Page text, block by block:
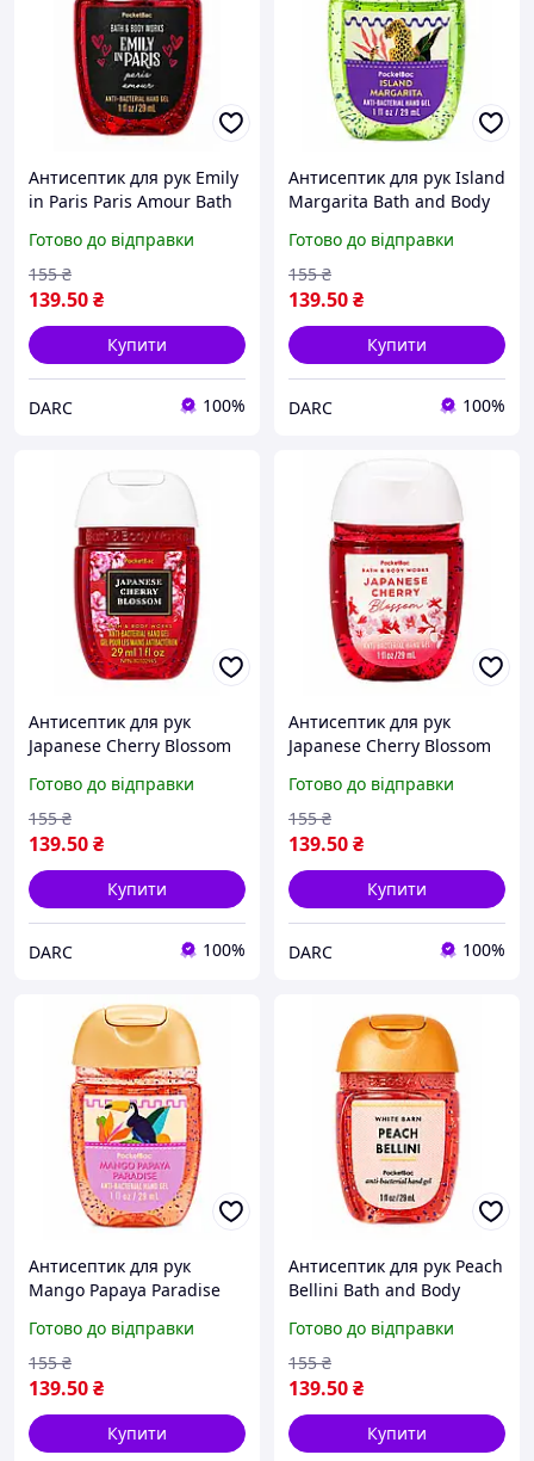
Антисептик для рук Emily
in Paris Paris Amour Bath
Готово до відправки
139.50₴
155 ₴
Купити
DARC 100%
Антисептик для рук Island
Margarita Bath and Body
Готово до відправки
139.50₴
155 ₴
Купити
DARC 100%
Антисептик для рук
Japanese Cherry Blossom
мл v.1
Готово до відправки
139.50₴
155 ₴
Купити
DARC 100%
Антисептик для рук
Japanese Cherry Blossom
мл v.2
Готово до відправки
139.50₴
155 ₴
Купити
DARC 100%
Антисептик для рук
Mango Papaya Paradise
мл
Готово до відправки
139.50₴
155 ₴
Купити
Антисептик для рук Peach
Bellini Bath and Body
Готово до відправки
139.50₴
155 ₴
Купити